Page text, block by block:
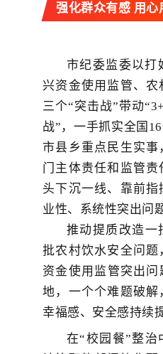
强化群众有感 用心
市纪委监委以打
兴资金使用监管、农
三个“突击战”带动
战”，一手抓实全国
市县乡重点民生实事
门主体责任和监管
头下沉一线、靠前
业性、系统性突出问
推动提质改造一
批农村饮水安全问题
资金使用监管突出
地，一个个难题破解
幸福感、安全感持续
在“校园餐”整治